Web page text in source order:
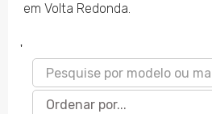
em Volta Redonda.
'